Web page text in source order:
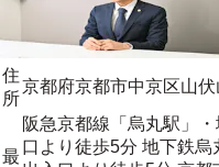
住
所
京都府京都市中京区山
最
阪急京都線「烏丸駅」
口より徒歩5分 地下鉄